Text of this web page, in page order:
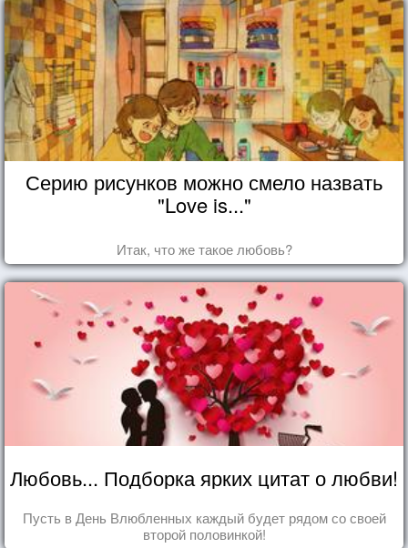
Серию рисунков можно смело назвать
"Love is..."
Итак, что же такое любовь?
Любовь... Подборка ярких цитат о любви!
Пусть в День Влюбленных каждый будет рядом со своей
второй половинкой!